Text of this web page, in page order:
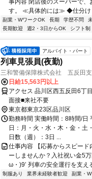
事内容 閉店後のスーパーで
す。 ≪具体的には≫ ◆仕分け
副業・WワークOK 長期 学歴不問
長期歓迎
週2・3日からOK シフト制
アルバイト・パート
列車見張員(夜勤)
三和警備保障株式会社 五反田
日給15,563円以上
アクセス 品川区西五反田6丁
面接■来社不要
東京都東京23区品川区
勤務時間 実働時間：8時間/日
日：月・火・水・木・金・土
日数（週）：3日 ...
仕事内容 【応募からスピー
ーしませんか？入社祝い金5
ω・)9’ 列車の安全運行を支え
制服あり 業界未経験者歓迎 副業・